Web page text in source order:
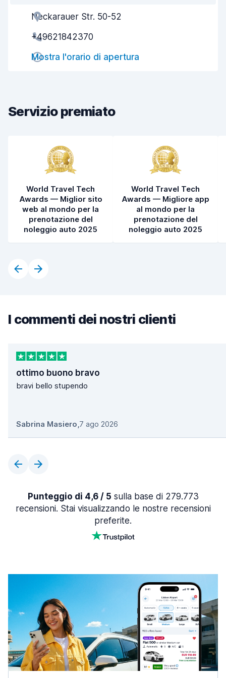
Gentilezza degli agenti
Rapidità del ritiro
Rapidità della riconsegna
Condizioni dell'auto
Neckarauer Str. 50-52
+49621842370
Mostra l'orario di apertura
Servizio premiato
World Travel Tech
Awards — Miglior sito
web al mondo per la
prenotazione del
noleggio auto 2025
World Travel Tech
Awards — Migliore app
al mondo per la
prenotazione del
noleggio auto 2025
I commenti dei nostri clienti
ottimo buono bravo
bravi bello stupendo
Sabrina Masiero,7 ago 2026
Punteggio di 4,6 / 5 sulla base di 279.773
recensioni. Stai visualizzando le nostre recensioni
preferite.